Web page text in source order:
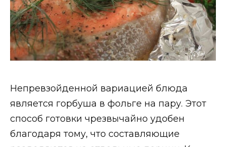
Непревзойденной вариацией блюда
является горбуша в фольге на пару. Этот
способ готовки чрезвычайно удобен
благодаря тому, что составляющие